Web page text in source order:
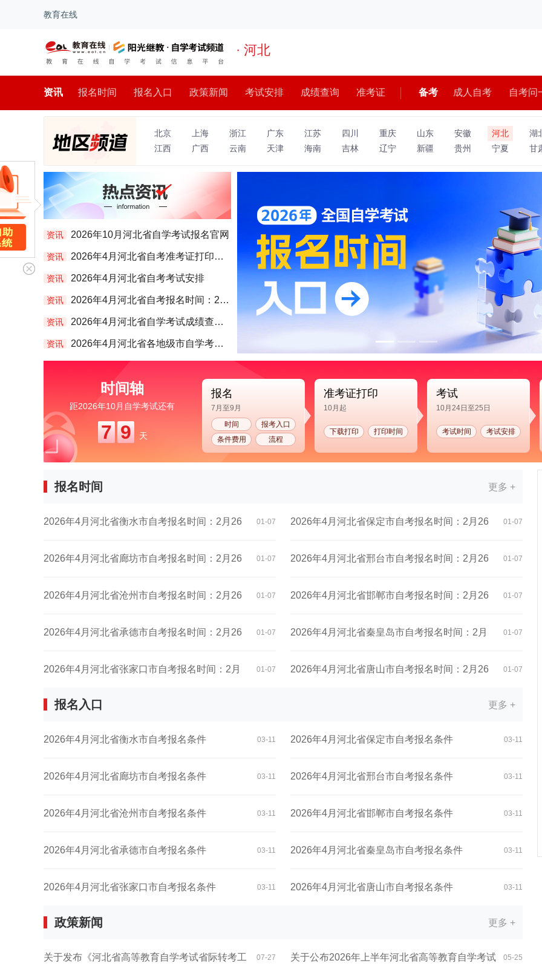
教育在线
· 河北
资讯 报名时间 报名入口 政策新闻 考试安排 成绩查询 准考证 备考 成人自考 自考问
北京 上海 浙江 广东 江苏 四川 重庆 山东 安徽 河北
湖
江西
广西 云南 天津 海南 吉林 辽宁 新疆 贵州 宁夏 甘
资讯 2026年10月河北省自学考试报名官网
资讯 2026年4月河北省自考准考证打印时间：4月2日17时起
资讯 2026年4月河北省自考考试安排
资讯 2026年4月河北省自考报名时间：2月26日至3月7日
资讯 2026年4月河北省自学考试成绩查询时间：5月10日17:00起
资讯 2026年4月河北省各地级市自学考试准考证打印时间及入口汇总
时间轴
距2026年10月自学考试还有
7 9 天
报名
7月至9月
时间
报考入口
条件费用
流程
准考证打印
10月起
下载打印 打印时间
考试
10月24日至25日
考试时间 考试安排
报名时间 更多 +
01-07
2026年4月河北省衡水市自考报名时间：2月26
日至... 01-07
2026年4月河北省廊坊市自考报名时间：2月26
日至... 01-07
2026年4月河北省沧州市自考报名时间：2月26
日至... 01-07
2026年4月河北省承德市自考报名时间：2月26
日至... 01-07
2026年4月河北省张家口市自考报名时间：2月
26日...
01-07
2026年4月河北省保定市自考报名时间：2月26
日至... 01-07
2026年4月河北省邢台市自考报名时间：2月26
日至... 01-07
2026年4月河北省邯郸市自考报名时间：2月26
日至... 01-07
2026年4月河北省秦皇岛市自考报名时间：2月
26日... 01-07
2026年4月河北省唐山市自考报名时间：2月26
报名入口 更多 +
03-11
2026年4月河北省衡水市自考报名条件
03-11
2026年4月河北省廊坊市自考报名条件
03-11
2026年4月河北省沧州市自考报名条件
03-11
2026年4月河北省承德市自考报名条件
03-11
2026年4月河北省张家口市自考报名条件
03-11
2026年4月河北省保定市自考报名条件
03-11
2026年4月河北省邢台市自考报名条件
03-11
2026年4月河北省邯郸市自考报名条件
03-11
2026年4月河北省秦皇岛市自考报名条件
03-11
2026年4月河北省唐山市自考报名条件
政策新闻 更多 +
07-27
关于发布《河北省高等教育自学考试省际转考工 05-25
关于公布2026年上半年河北省高等教育自学考试